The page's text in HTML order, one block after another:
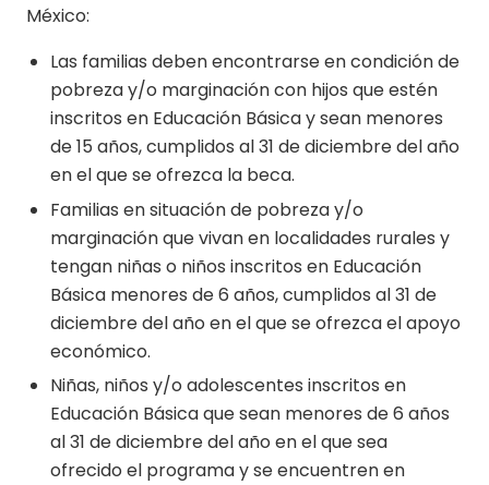
México:
Las familias deben encontrarse en condición de
pobreza y/o marginación con hijos que estén
inscritos en Educación Básica y sean menores
de 15 años, cumplidos al 31 de diciembre del año
en el que se ofrezca la beca.
Familias en situación de pobreza y/o
marginación que vivan en localidades rurales y
tengan niñas o niños inscritos en Educación
Básica menores de 6 años, cumplidos al 31 de
diciembre del año en el que se ofrezca el apoyo
económico.
Niñas, niños y/o adolescentes inscritos en
Educación Básica que sean menores de 6 años
al 31 de diciembre del año en el que sea
ofrecido el programa y se encuentren en